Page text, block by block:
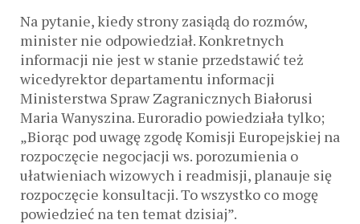
Na pytanie, kiedy strony zasiądą do rozmów,
minister nie odpowiedział. Konkretnych
informacji nie jest w stanie przedstawić też
wicedyrektor departamentu informacji
Ministerstwa Spraw Zagranicznych Białorusi
Maria Wanyszina. Euroradio powiedziała tylko;
„Biorąc pod uwagę zgodę Komisji Europejskiej na
rozpoczęcie negocjacji ws. porozumienia o
ułatwieniach wizowych i readmisji, planauje się
rozpoczęcie konsultacji. To wszystko co mogę
powiedzieć na ten temat dzisiaj”.